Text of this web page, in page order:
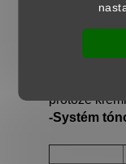
materiály
- Vybraný
Minimal,
-
protože
-Systém